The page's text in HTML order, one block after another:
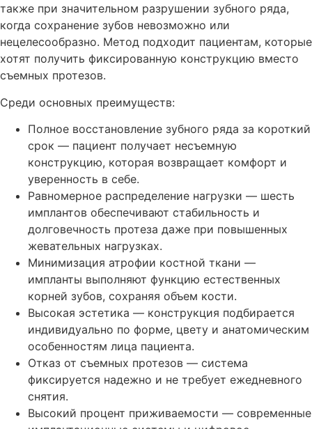
также при значительном разрушении зубного ряда,
когда сохранение зубов невозможно или
нецелесообразно. Метод подходит пациентам, которые
хотят получить фиксированную конструкцию вместо
съемных протезов.
Среди основных преимуществ:
Полное восстановление зубного ряда за короткий
срок — пациент получает несъемную
конструкцию, которая возвращает комфорт и
уверенность в себе.
Равномерное распределение нагрузки — шесть
имплантов обеспечивают стабильность и
долговечность протеза даже при повышенных
жевательных нагрузках.
Минимизация атрофии костной ткани —
импланты выполняют функцию естественных
корней зубов, сохраняя объем кости.
Высокая эстетика — конструкция подбирается
индивидуально по форме, цвету и анатомическим
особенностям лица пациента.
Отказ от съемных протезов — система
фиксируется надежно и не требует ежедневного
снятия.
Высокий процент приживаемости — современные